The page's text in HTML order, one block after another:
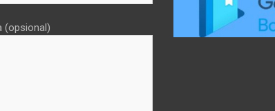
(opsional)